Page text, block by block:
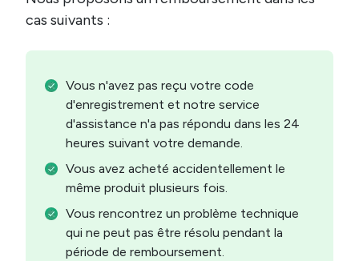
cas suivants :
Vous n'avez pas reçu votre code
d'enregistrement et notre service
d'assistance n'a pas répondu dans les 24
heures suivant votre demande.
Vous avez acheté accidentellement le
même produit plusieurs fois.
Vous rencontrez un problème technique
qui ne peut pas être résolu pendant la
période de remboursement.